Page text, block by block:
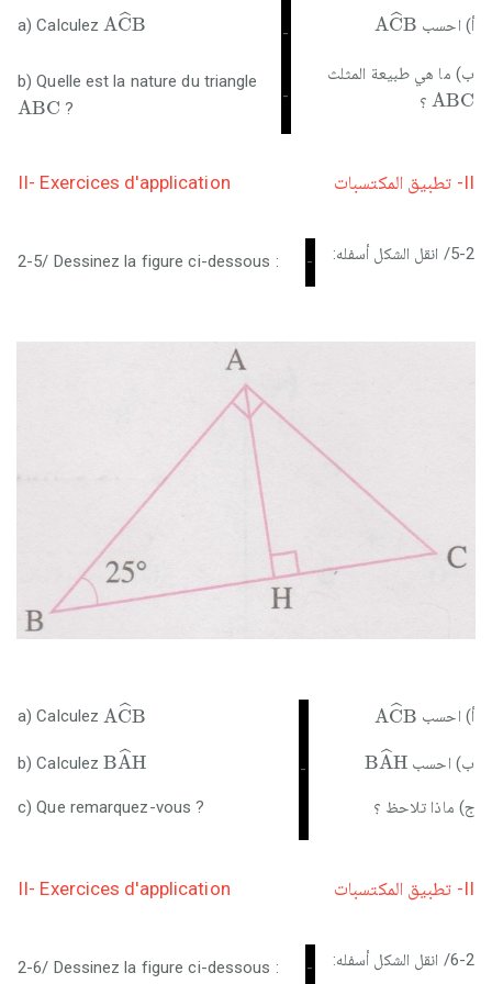
a) CalculezAˆ
CB
A C^
- أ) احسب Aˆ
CB
A C^
b) Quelle est la nature du triangle
ABC
ABC ?
-
ب) ما هي طبيعة المثلث
ABC
ABC ؟
II- Exercices d'application II- تطبيق المكتسبات
2-5/ Dessinez la figure ci-dessous : - 5-2/ انقل الشكل أسفله:
a) CalculezAˆ
CB
A C^
b) CalculezBˆ
AH
A^
c) Que remarquez-vous ?
-
أ) احسب Aˆ
CB
A C^
ب) احسب Bˆ
AH
A^
ج) ماذا تلاحظ ؟
II- Exercices d'application II- تطبيق المكتسبات
2-6/ Dessinez la figure ci-dessous : - 6-2/ انقل الشكل أسفله: